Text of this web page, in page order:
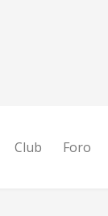
Club Foro